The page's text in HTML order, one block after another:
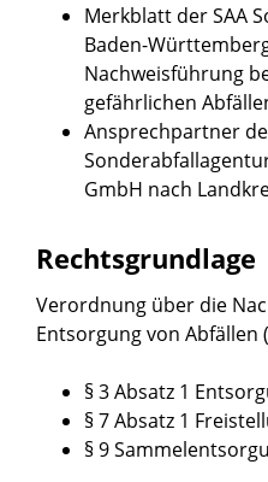
Merkblatt der SAA
Baden-
Nachweisführung
gefährlichen
Ansprechpartner
GmbH nach
Rechtsgrundlage
Verordnung über die
Entsorgung von Abfällen
§ 3 Absatz 1
§ 7 Absatz 1
§ 9